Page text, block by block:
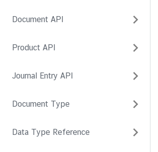
Document API
Product API
Journal Entry API
Document Type
Data Type Reference